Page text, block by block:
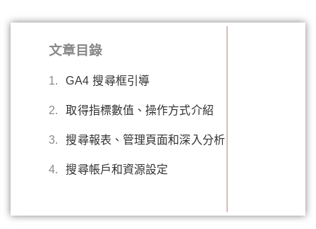
文章目錄
1.GA4 搜尋框引導
2.取得指標數值、操作方式介紹
3.搜尋報表、管理頁面和深入分析
4.搜尋帳戶和資源設定